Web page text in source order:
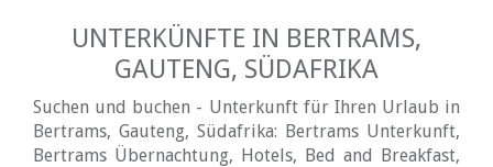
UNTERKÜNFTE IN BERTRAMS,
GAUTENG, SÜDAFRIKA
Suchen und buchen - Unterkunft für Ihren Urlaub in
Bertrams, Gauteng, Südafrika: Bertrams Unterkunft,
Bertrams Übernachtung, Hotels, Bed and Breakfast,